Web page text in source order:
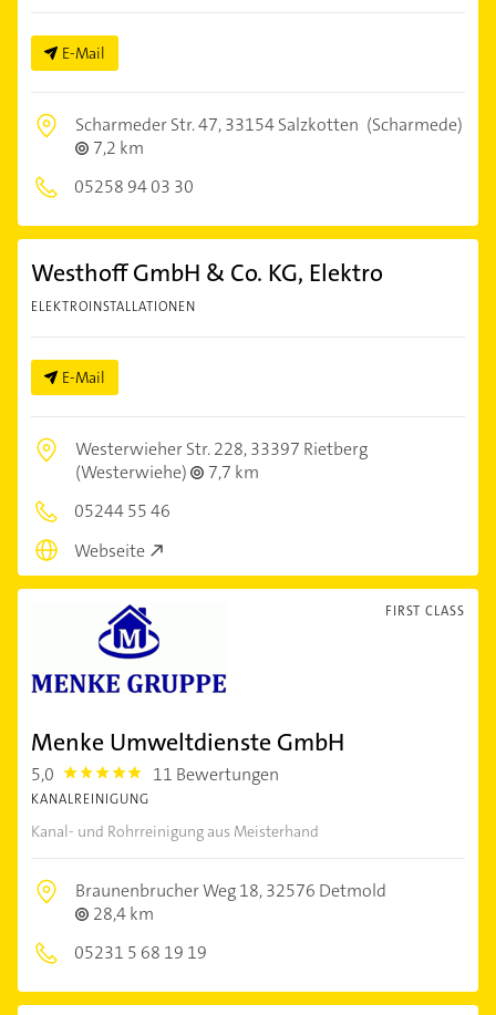
E-Mail
Scharmeder Str. 47,33154 Salzkotten (Scharmede)
7,2 km
05258 94 03 30
Westhoff GmbH & Co. KG, Elektro
ELEKTROINSTALLATIONEN
E-Mail
Westerwieher Str. 228,33397 Rietberg
(Westerwiehe)
7,7 km
05244 55 46
Webseite
FIRST CLASS
Menke Umweltdienste GmbH
5,0 5.0 11 Bewertungen
KANALREINIGUNG
Kanal- und Rohrreinigung aus Meisterhand
Braunenbrucher Weg 18,32576 Detmold
28,4 km
05231 5 68 19 19